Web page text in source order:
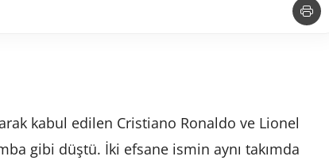
kabul edilen Cristiano Ronaldo ve Lionel
gibi düştü. İki efsane ismin aynı takımda